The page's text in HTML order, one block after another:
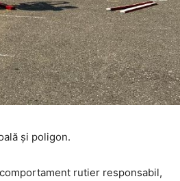
și poligon.
rutier responsabil,